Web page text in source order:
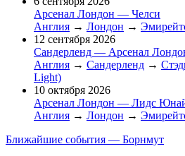
Арсенал Лондон — Челси
Англия → Лондон →
12 сентября 2026
Сандерленд — Арсенал
Англия → Сандерленд →
Light)
10 октября 2026
Арсенал Лондон — Лидс
Англия → Лондон →
Ближайшие события — Борнмут